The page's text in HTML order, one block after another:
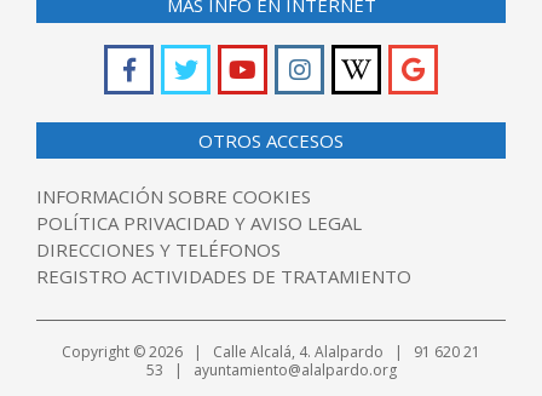
MÁS INFO EN INTERNET
OTROS ACCESOS
INFORMACIÓN SOBRE COOKIES
POLÍTICA PRIVACIDAD Y AVISO LEGAL
DIRECCIONES Y TELÉFONOS
REGISTRO ACTIVIDADES DE TRATAMIENTO
Copyright © 2026 | Calle Alcalá, 4. Alalpardo | 91 620 21
53 | ayuntamiento@alalpardo.org